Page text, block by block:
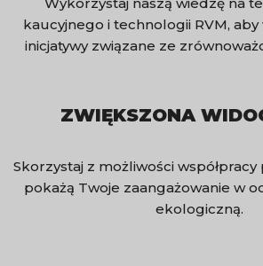
kaucyjnego i technologii RVM,
inicjatywy związane ze
ZWIĘKSZONA
Skorzystaj z możliwości
pokażą Twoje zaangażowanie w
ekologiczną.